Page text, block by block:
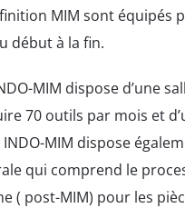
MIM sont équipés
début à la fin.
MIM dispose d’une
70 outils par mois et
MIM dispose
qui comprend le
( post-MIM) pour les